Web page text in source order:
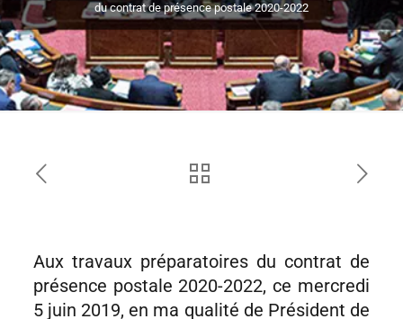
du contrat de présence postale 2020-2022
Aux travaux préparatoires du contrat de
présence postale 2020-2022, ce mercredi
5 juin 2019, en ma qualité de Président de